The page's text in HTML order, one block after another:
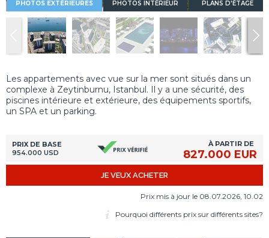
PHOTOS EXTÉRIEURES PHOTOS INTÉRIEUR PLANS D'ÉTAGE
Les appartements avec vue sur la mer sont situés dans un
complexe à Zeytinburnu, Istanbul. Il y a une sécurité, des
piscines intérieure et extérieure, des équipements sportifs,
un SPA et un parking.
PRIX DE BASE
954.000 USD
À PARTIR DE
827.000 EUR
JE VEUX ACHETER
Prix mis à jour le 08.07.2026, 10.02
Pourquoi différents prix sur différents sites?